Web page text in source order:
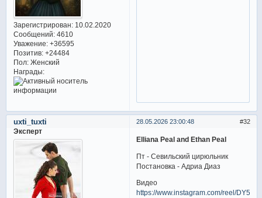
Зарегистрирован: 10.02.2020
Сообщений:4610
Уважение: +36595
Позитив: +24484
Пол:Женский
Награды:
32
28.05.2026 23:00:48
uxti_tuxti
Эксперт
Elliana Peal and Ethan Peal
Пт - Севильский цирюльник
Постановка - Адриа Диаз
Видео
https://www.instagram.com/reel/